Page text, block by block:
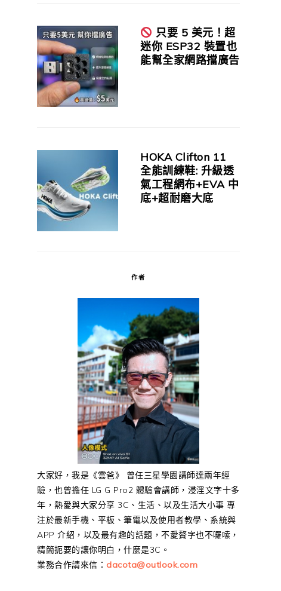
只要 5 美元！超
迷你 ESP32 裝置也
能幫全家網路擋廣告
HOKA Clifton 11
全能訓練鞋: 升級透
氣工程網布+EVA 中
底+超耐磨大底
作者
大家好，我是《雲爸》 曾任三星學園講師達兩年經
驗，也曾擔任 LG G Pro2 體驗會講師，浸淫文字十多
年，熱愛與大家分享 3C、生活、以及生活大小事 專
注於最新手機、平板、筆電以及使用者教學、系統與
APP 介紹，以及最有趣的話題，不愛贅字也不囉嗦，
精簡扼要的讓你明白，什麼是3C。
業務合作請來信： dacota@outlook.com